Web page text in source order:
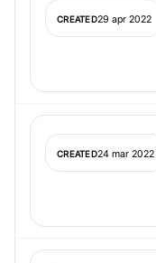
CREATED29 apr 2022
CREATED24 mar 2022